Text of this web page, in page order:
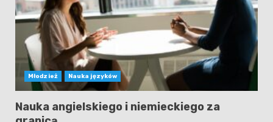
Młodzież Nauka języków
Nauka angielskiego i niemieckiego za